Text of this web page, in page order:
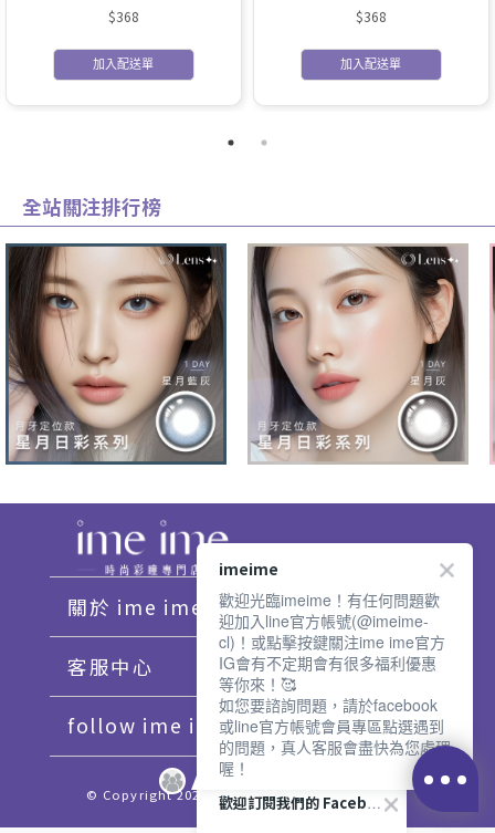
$368
加入配送單
$368
加入配送單
全站關注排行榜
關於 ime ime
客服中心
follow ime ime♡
© Copyright 2021 imeime. All Rights Reserved.
歡迎訂閱我們的 Facebook 專頁
imeime
歡迎光臨imeime！有任何問題歡
迎加入line官方帳號(@imeime-
cl)！或點擊按鍵關注ime ime官方
IG會有不定期會有很多福利優惠
等你來！🥰
如您要諮詢問題，請於facebook
或line官方帳號會員專區點選遇到
的問題，真人客服會盡快為您處理
喔！